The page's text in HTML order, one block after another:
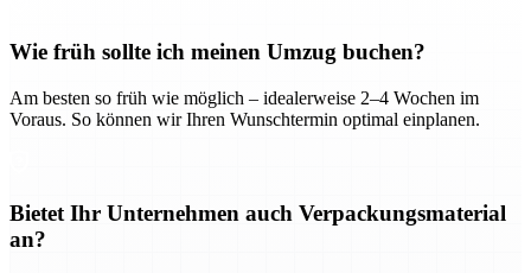
Wie früh sollte ich meinen Umzug buchen?
Am besten so früh wie möglich – idealerweise 2–4 Wochen im
Voraus. So können wir Ihren Wunschtermin optimal einplanen.
Bietet Ihr Unternehmen auch Verpackungsmaterial
an?